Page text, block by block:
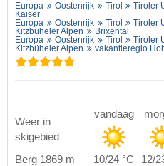
Europa Oostenrijk Tirol Tiroler
Kaiser
Europa
Oostenrijk Tirol
Tiroler
Kitzbüheler Alpen
Brixental
Europa
Oostenrijk Tirol
Tiroler
Kitzbüheler Alpen
vakantieregio
Weer in
skigebied
vandaag
Berg 1869 m 10/24 °C 12/